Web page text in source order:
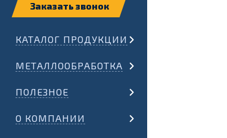
КАТАЛОГ ПРОДУКЦИИ
МЕТАЛЛООБРАБОТКА
ПОЛЕЗНОЕ
О КОМПАНИИ